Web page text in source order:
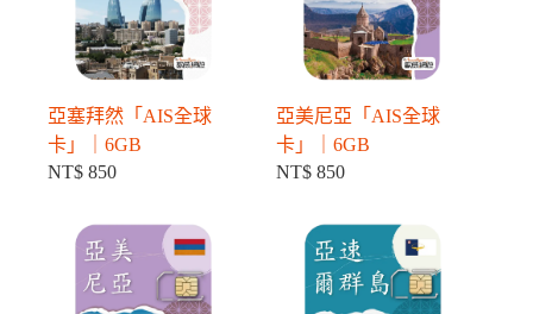
亞塞拜然「AIS全球
卡」｜6GB
NT$ 850
亞美尼亞「AIS全球
卡」｜6GB
NT$ 850